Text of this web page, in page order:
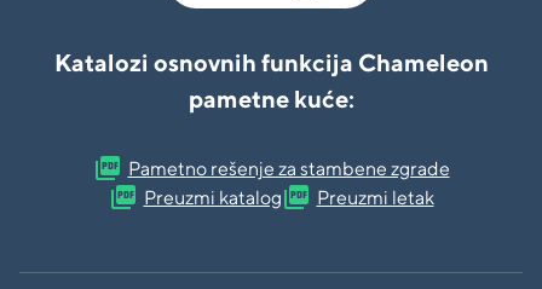
Katalozi osnovnih funkcija Chameleon
pametne kuće:
picture_as_pdf Pametno rešenje za stambene zgrade
picture_as_pdf Preuzmi katalogpicture_as_pdf Preuzmi letak